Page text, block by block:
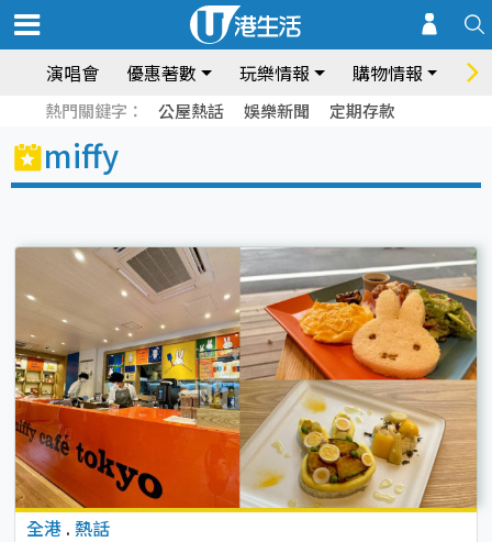
演唱會 優惠著數 玩樂情報 購物情報 飲
熱門關鍵字： 公屋熱話 娛樂新聞 定期存款
miffy
全港 . 熱話